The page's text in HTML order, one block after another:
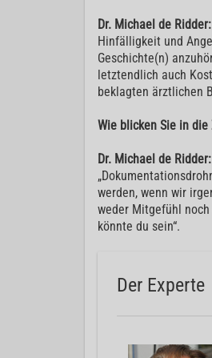
Dr. Michael de Ridder:
Hinfälligkeit und
Geschichte(n)
letztendlich auch
beklagten ärztlichen
Wie blicken Sie in die
Dr. Michael de Ridder:
werden, wenn wir
weder Mitgefühl
könnte du sein“.
Der Experte